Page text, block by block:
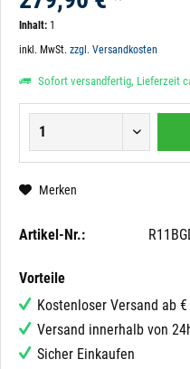
Inhalt: 1
inkl. MwSt. zzgl. Versandkosten
Sofort versandfertig, Lieferzeit
Merken
Artikel-Nr.:
Vorteile
Kostenloser Versand ab
Versand innerhalb von
Sicher Einkaufen